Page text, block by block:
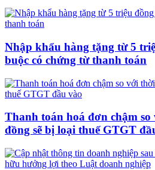
Nhập khẩu hàng tặng từ 5
buộc có chứng từ thanh toán
Thanh toán hoá đơn chậm
đồng sẽ bị loại thuế GTGT